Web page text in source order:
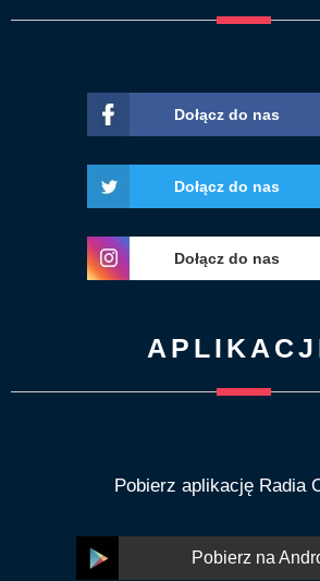
Dołącz do nas
Dołącz do nas
Dołącz do nas
Pobierz aplikację Radia
Pobierz na